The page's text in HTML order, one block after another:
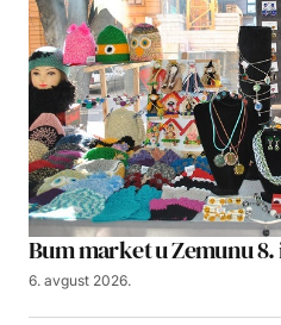
Bum market u Zemunu 8.
6. avgust 2026.